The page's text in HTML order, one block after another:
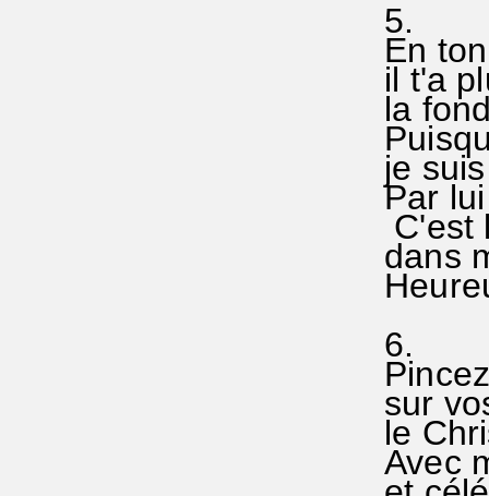
5.
En
il t'a
la
je
Par
C'est
dans
6.
sur
le
Avec